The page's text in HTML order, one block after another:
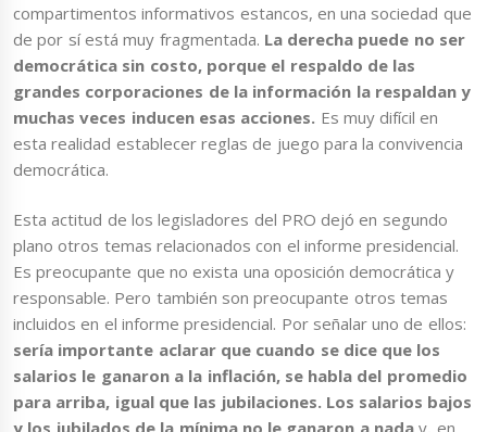
compartimentos informativos estancos, en una sociedad que
de por sí está muy fragmentada. La derecha puede no ser
democrática sin costo, porque el respaldo de las
grandes corporaciones de la información la respaldan y
muchas veces inducen esas acciones. Es muy difícil en
esta realidad establecer reglas de juego para la convivencia
democrática.
Esta actitud de los legisladores del PRO dejó en segundo
plano otros temas relacionados con el informe presidencial.
Es preocupante que no exista una oposición democrática y
responsable. Pero también son preocupante otros temas
incluidos en el informe presidencial. Por señalar uno de ellos:
sería importante aclarar que cuando se dice que los
salarios le ganaron a la inflación, se habla del promedio
para arriba, igual que las jubilaciones. Los salarios bajos